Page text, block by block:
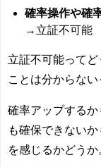
確率操作や確
→立証不可能
立証不可能って
ことは分からな
確率アップする
も確保できない
を感じるかどうか